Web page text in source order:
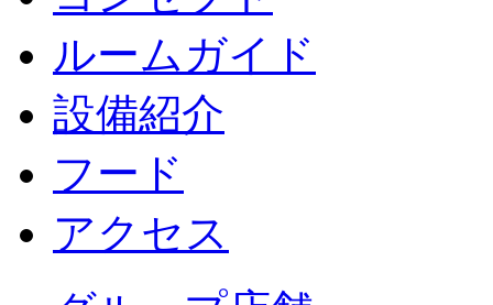
ルームガイド
設備紹介
フード
アクセス